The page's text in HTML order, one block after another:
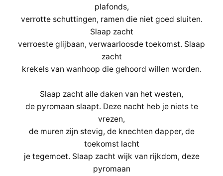
plafonds,
verrotte schuttingen, ramen die niet goed sluiten.
Slaap zacht
verroeste glijbaan, verwaarloosde toekomst. Slaap
zacht
krekels van wanhoop die gehoord willen worden.
Slaap zacht alle daken van het westen,
de pyromaan slaapt. Deze nacht heb je niets te
vrezen,
de muren zijn stevig, de knechten dapper, de
toekomst lacht
je tegemoet. Slaap zacht wijk van rijkdom, deze
pyromaan